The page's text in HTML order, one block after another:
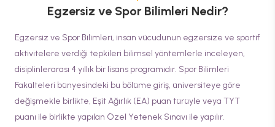
Egzersiz ve Spor Bilimleri Nedir?
Egzersiz ve Spor Bilimleri, insan vücudunun egzersize ve sportif
aktivitelere verdiği tepkileri bilimsel yöntemlerle inceleyen,
disiplinlerarası 4 yıllık bir lisans programıdır. Spor Bilimleri
Fakülteleri bünyesindeki bu bölüme giriş, üniversiteye göre
değişmekle birlikte, Eşit Ağırlık (EA) puan türüyle veya TYT
puanı ile birlikte yapılan Özel Yetenek Sınavı ile yapılır.